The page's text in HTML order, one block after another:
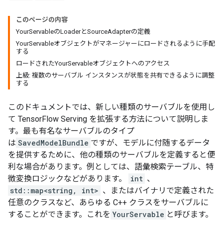
このページの内容
YourServableのLoaderとSourceAdapterの定義
YourServableオブジェクトがマネージャーにロードされるように手配
する
ロードされたYourServableオブジェクトへのアクセス
上級: 複数のサーバブル インスタンスが状態を共有できるように調整
する
このドキュメントでは、新しい種類のサーバブルを使用し
て TensorFlow Serving を拡張する方法について説明しま
す。最も有名なサーバブルのタイプ
は SavedModelBundle ですが、モデルに付随するデータ
を提供するために、他の種類のサーバブルを定義すると便
利な場合があります。例としては、語彙検索テーブル、特
徴変換ロジックなどがあります。
int 、
std::map<string, int> 、またはバイナリで定義された
任意のクラスなど、あらゆる C++ クラスをサーバブルに
することができます。これを YourServable と呼びます。